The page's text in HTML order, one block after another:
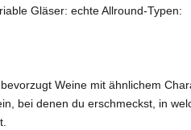
Gläser: echte Allround-Typen:
Weine mit ähnlichem
bei denen du erschmeckst, in